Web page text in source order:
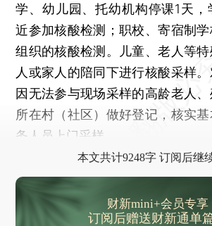
学、幼儿园、托幼机构停课1天
近参加核酸检测；职校、寄宿制
组织的核酸检测。儿童、老人等
人或家人的陪同下进行核酸采样
因无法参与现场采样的高龄老人
所在村（社区）做好登记，核实
务人员上门采样。
本文共计9248字 订阅后继
财新mini+会员专享
订阅后赠送财新通单